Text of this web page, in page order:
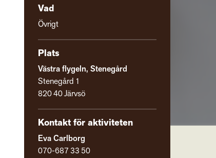
Vad
Övrigt
Plats
Västra flygeln, Stenegård
Stenegård 1
820 40 Järvsö
Kontakt för aktiviteten
Eva Carlborg
070-687 33 50